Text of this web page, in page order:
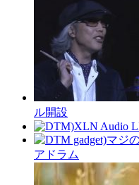
ル開設
アドラム